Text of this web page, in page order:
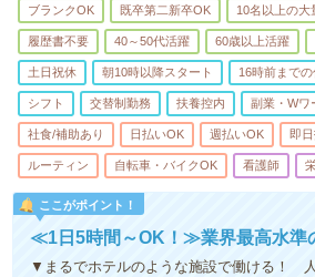
ブランクOK 既卒第二新卒OK 10名以上の大
履歴書不要 40～50代活躍 60歳以上活躍
土日祝休 朝10時以降スタート 16時前までの
シフト 交替制勤務 扶養控内 副業・Wワ
社食/補助あり 日払いOK 週払いOK 即
ルーティン 自転車・バイクOK 看護師
ここがポイント！
≪1日5時間～OK！≫業界最高水準
▼まるでホテルのような施設で働ける！